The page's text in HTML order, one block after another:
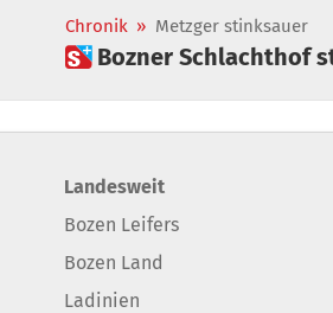
Chronik » Metzger stinksauer
 Bozner
Landesweit
Bozen Leifers
Bozen Land
Ladinien